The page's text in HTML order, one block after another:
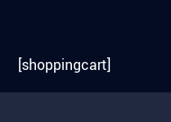
[shoppingcart]